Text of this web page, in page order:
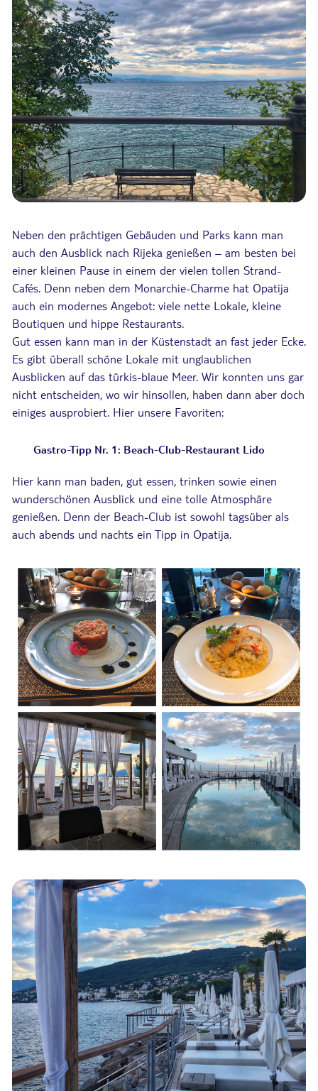
Neben den prächtigen Gebäuden und Parks kann man
auch den Ausblick nach Rijeka genießen – am besten bei
einer kleinen Pause in einem der vielen tollen Strand-
Cafés. Denn neben dem Monarchie-Charme hat Opatija
auch ein modernes Angebot: viele nette Lokale, kleine
Boutiquen und hippe Restaurants.
Gut essen kann man in der Küstenstadt an fast jeder Ecke.
Es gibt überall schöne Lokale mit unglaublichen
Ausblicken auf das türkis-blaue Meer. Wir konnten uns gar
nicht entscheiden, wo wir hinsollen, haben dann aber doch
einiges ausprobiert. Hier unsere Favoriten:
Gastro-Tipp Nr. 1: Beach-Club-Restaurant Lido
Hier kann man baden, gut essen, trinken sowie einen
wunderschönen Ausblick und eine tolle Atmosphäre
genießen. Denn der Beach-Club ist sowohl tagsüber als
auch abends und nachts ein Tipp in Opatija.